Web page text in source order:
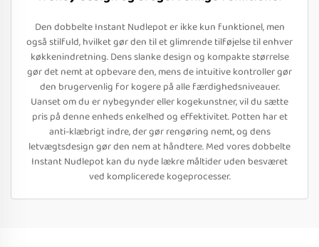
Den dobbelte Instant Nudlepot er ikke kun funktionel, men
også stilfuld, hvilket gør den til et glimrende tilføjelse til enhver
køkkenindretning. Dens slanke design og kompakte størrelse
gør det nemt at opbevare den, mens de intuitive kontroller gør
den brugervenlig for kogere på alle færdighedsniveauer.
Uanset om du er nybegynder eller kogekunstner, vil du sætte
pris på denne enheds enkelhed og effektivitet. Potten har et
anti-klæbrigt indre, der gør rengøring nemt, og dens
letvægtsdesign gør den nem at håndtere. Med vores dobbelte
Instant Nudlepot kan du nyde lækre måltider uden besværet
ved komplicerede kogeprocesser.